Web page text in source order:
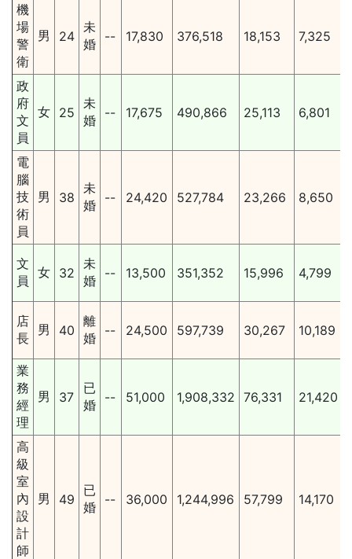
機
場
警
衛
男 24
未
婚
-- 17,830 376,518 18,153 7,325
政
府
文
員
女 25
未
婚
-- 17,675 490,866 25,113 6,801
電
腦
技
術
員
男 38
未
婚
-- 24,420 527,784 23,266 8,650
文
員
女 32
未
婚
-- 13,500 351,352 15,996 4,799
店
長
男 40
離
婚
-- 24,500 597,739 30,267 10,189
業
務
經
理
男 37
已
婚
-- 51,000 1,908,332 76,331 21,420
高
級
室
內
設
計
師
男 49
已
婚
-- 36,000 1,244,996 57,799 14,170